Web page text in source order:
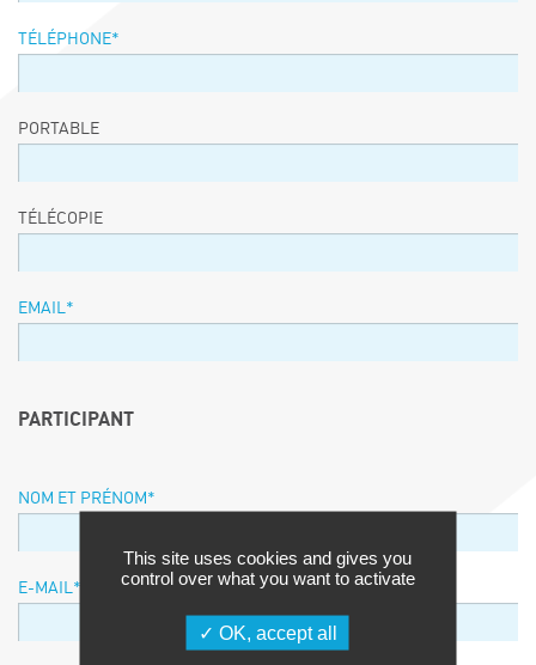
TÉLÉPHONE*
PORTABLE
TÉLÉCOPIE
EMAIL *
PARTICIPANT
NOM ET PRÉNOM *
E-MAIL *
This site uses cookies and gives you
control over what you want to activate
OK, accept all